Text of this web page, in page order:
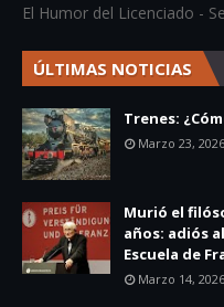
El Humor del Licenciado -
ÚLTIMAS NOTICIAS
Trenes:
Marzo 23, 2026
Murió el
años: adiós
Escuela de
Marzo 14, 2026